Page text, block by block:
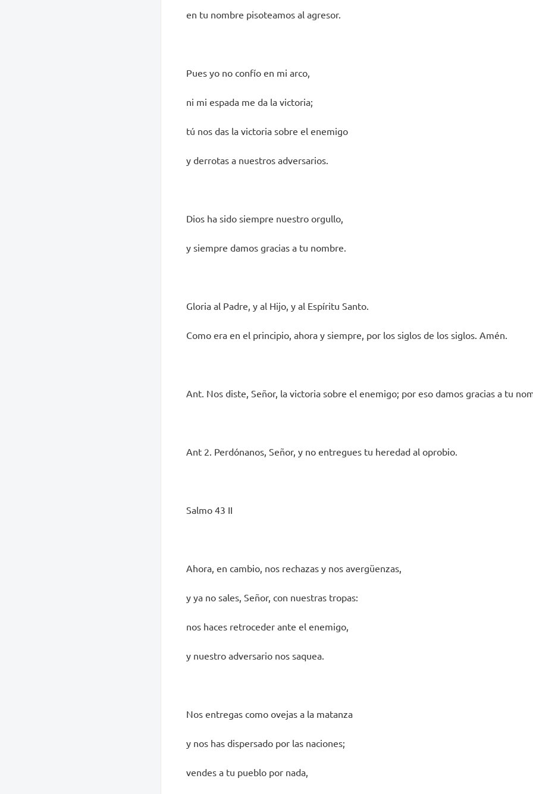
en tu nombre pisoteamos al agresor.
Pues yo no confío en mi arco,
ni mi espada me da la victoria;
tú nos das la victoria sobre el enemigo
y derrotas a nuestros adversarios.
Dios ha sido siempre nuestro orgullo,
y siempre damos gracias a tu nombre.
Gloria al Padre, y al Hijo, y al Espíritu Santo.
Como era en el principio, ahora y siempre, por los siglos de los siglos. Amén.
Ant. Nos diste, Señor, la victoria sobre el enemigo; por eso damos gracias a tu
Ant 2. Perdónanos, Señor, y no entregues tu heredad al oprobio.
Salmo 43 II
Ahora, en cambio, nos rechazas y nos avergüenzas,
y ya no sales, Señor, con nuestras tropas:
nos haces retroceder ante el enemigo,
y nuestro adversario nos saquea.
Nos entregas como ovejas a la matanza
y nos has dispersado por las naciones;
vendes a tu pueblo por nada,